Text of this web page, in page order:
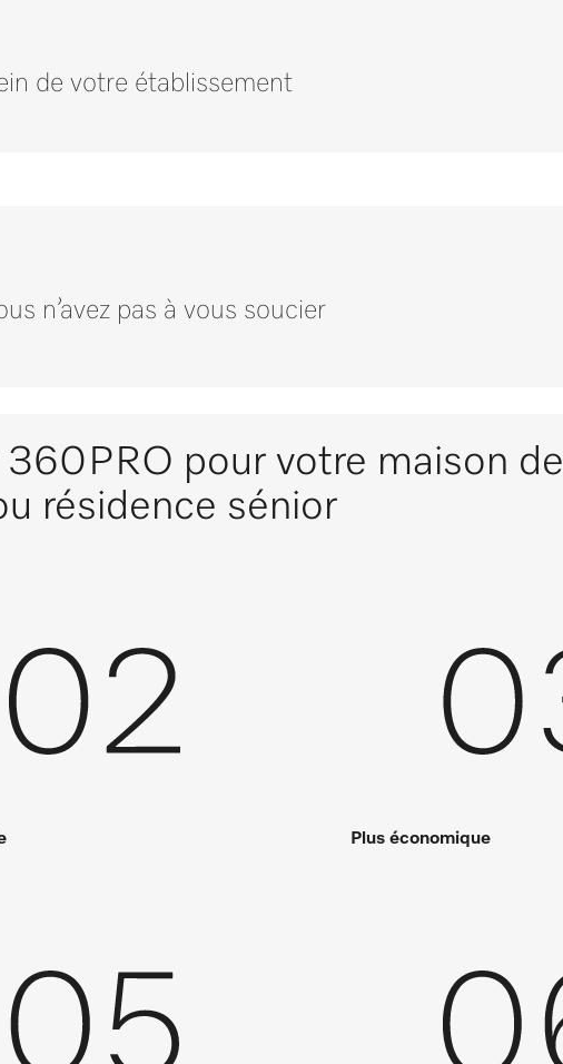
de votre établissement
n’avez pas à vous soucier
pour votre maison de
résidence sénior
Plus économique